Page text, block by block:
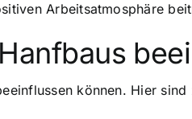
Arbeitsatmosphäre
können. Hier